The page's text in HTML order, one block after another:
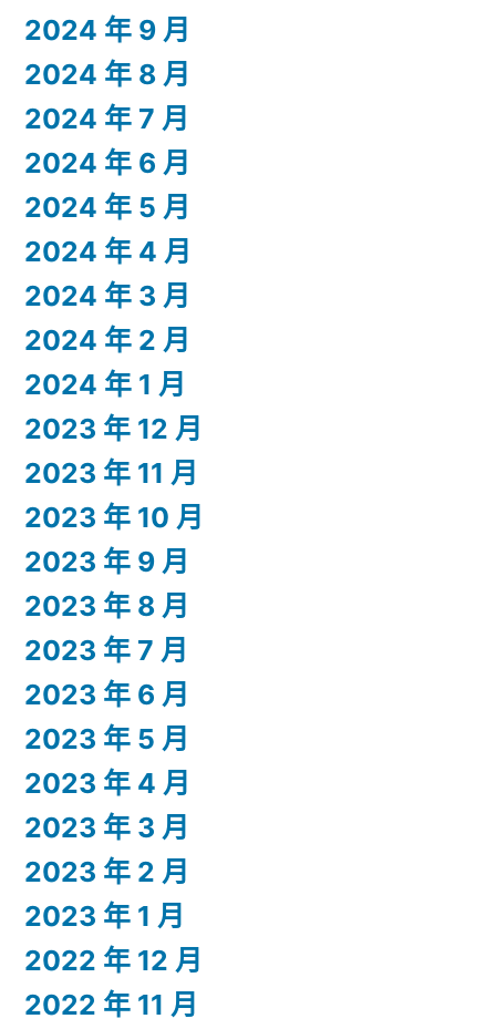
2024 年 9 月
2024 年 8 月
2024 年 7 月
2024 年 6 月
2024 年 5 月
2024 年 4 月
2024 年 3 月
2024 年 2 月
2024 年 1 月
2023 年 12 月
2023 年 11 月
2023 年 10 月
2023 年 9 月
2023 年 8 月
2023 年 7 月
2023 年 6 月
2023 年 5 月
2023 年 4 月
2023 年 3 月
2023 年 2 月
2023 年 1 月
2022 年 12 月
2022 年 11 月